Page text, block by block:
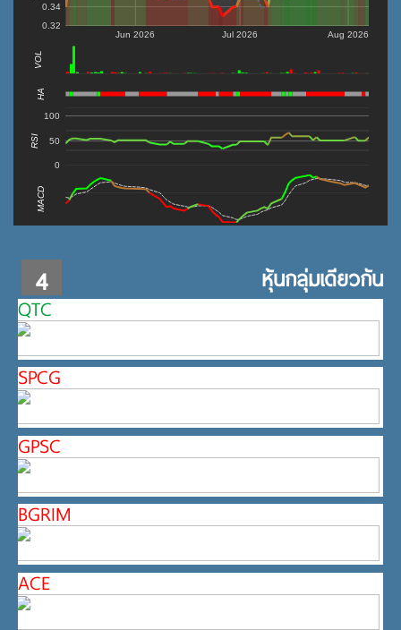
Jun 2026 Jul 2026 Aug 2026
0.32
0.34
VOL
HA
0
50
100
RSI
MACD
4 หุ้นกลุ่มเดียวกัน
QTC
SPCG
GPSC
BGRIM
ACE